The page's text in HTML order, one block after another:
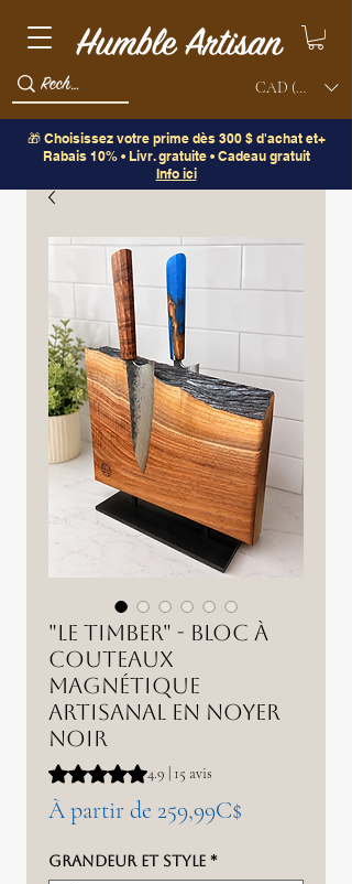
CAD (C$)
🎁 Choisissez votre prime dès 300 $ d'achat et+
Rabais 10% • Livr. gratuite • Cadeau gratuit
Info ici
"Le Timber" - Bloc à
couteaux
magnétique
artisanal en noyer
noir
La note est de 4.9 sur cinq étoiles selon
4.9 | 15 avis
À partir de 259,99C$
Grandeur et style *